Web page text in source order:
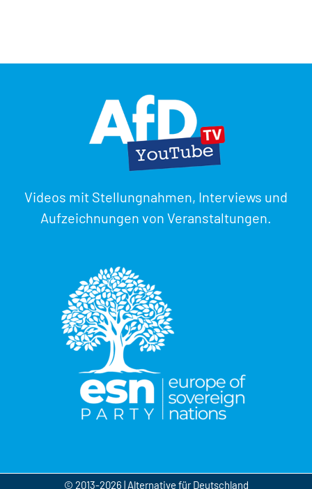
Videos mit Stellungnahmen, Interviews und
Aufzeichnungen von Veranstaltungen.
© 2013-2026 | Alternative für Deutschland